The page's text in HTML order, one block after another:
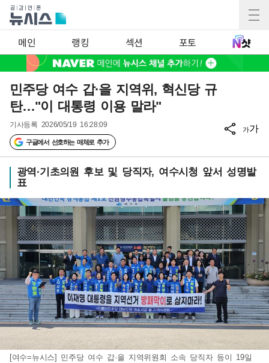
메인 랭킹 섹션 포토
민주당 여수 갑·을 지역위, 혁신당 규
탄…"이 대통령 이용 말라"
기사등록 2026/05/19 16:28:09
구글에서 선호하는 매체로 추가
가가
광역·기초의원 후보 및 당직자, 여수시청 앞서 성명발
표
[여수=뉴시스] 민주당 여수 갑·을 지역위원회 소속 당직자 등이 19일